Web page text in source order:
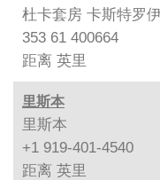
杜卡套房 卡斯特罗
353 61 400664
距离 英里
里斯本
里斯本
+1 919-401-4540
距离 英里